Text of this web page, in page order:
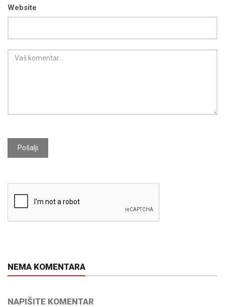
Website
Pošalji
NEMA KOMENTARA
NAPIŠITE KOMENTAR